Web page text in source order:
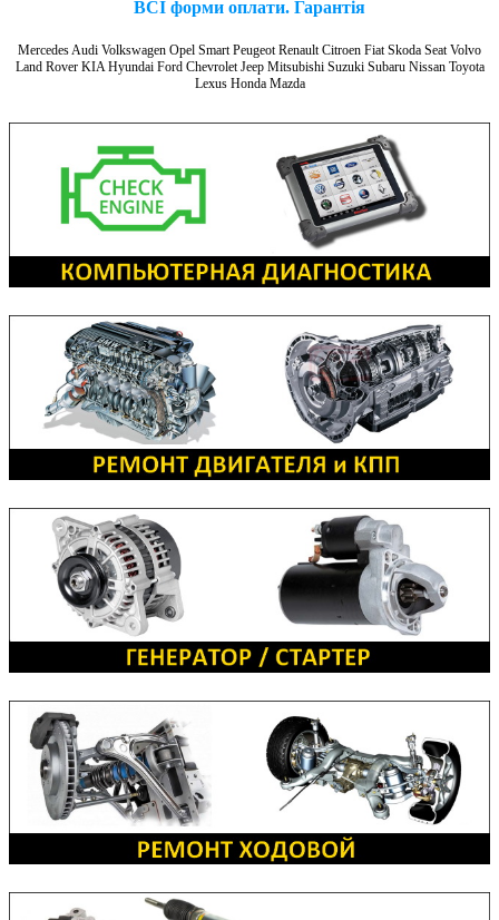
ВСІ форми оплати. Гарантія
Mercedes Audi Volkswagen Opel Smart Peugeot Renault Citroen Fiat Skoda Seat Volvo
Land Rover KIA Hyundai Ford Chevrolet Jeep Mitsubishi Suzuki Subaru Nissan Toyota
Lexus Honda Mazda